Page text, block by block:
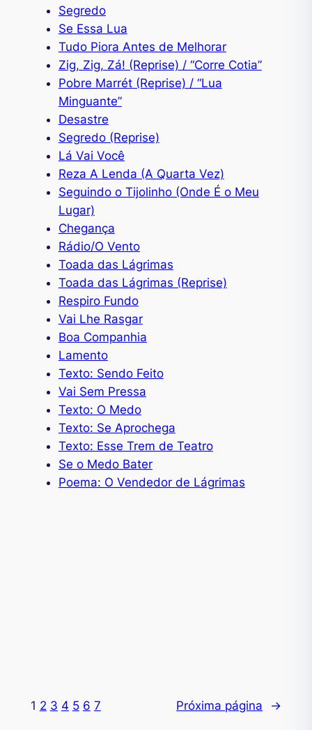
Segredo
Se Essa Lua
Tudo Piora Antes de Melhorar
Zig, Zig, Zá! (Reprise) / “Corre Cotia”
Pobre Marrét (Reprise) / “Lua
Minguante”
Desastre
Segredo (Reprise)
Lá Vai Você
Reza A Lenda (A Quarta Vez)
Seguindo o Tijolinho (Onde É o Meu
Lugar)
Chegança
Rádio/O Vento
Toada das Lágrimas
Toada das Lágrimas (Reprise)
Respiro Fundo
Vai Lhe Rasgar
Boa Companhia
Lamento
Texto: Sendo Feito
Vai Sem Pressa
Texto: O Medo
Texto: Se Aprochega
Texto: Esse Trem de Teatro
Se o Medo Bater
Poema: O Vendedor de Lágrimas
1 2 3 4 5 6 7 Próxima página →